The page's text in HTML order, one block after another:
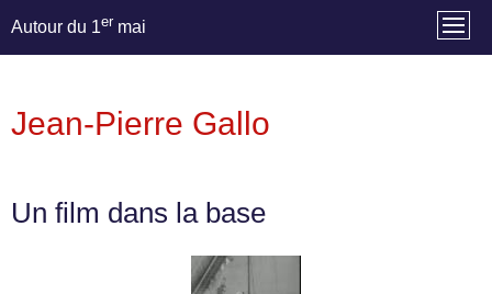
Autour du 1er mai
Jean-Pierre Gallo
Un film dans la base